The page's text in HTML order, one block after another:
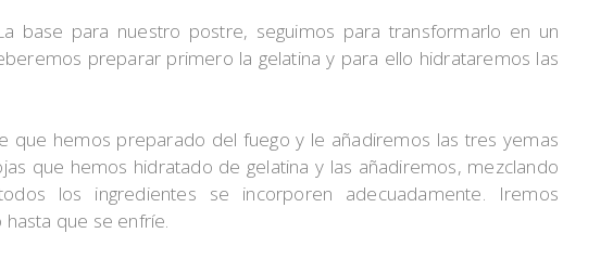
base para nuestro postre, seguimos para transformarlo en un
preparar primero la gelatina y para ello hidrataremos las
que hemos preparado del fuego y le añadiremos las tres yemas
que hemos hidratado de gelatina y las añadiremos, mezclando
los ingredientes se incorporen adecuadamente. Iremos
que se enfríe.